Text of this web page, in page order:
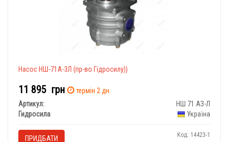
Насос НШ-71А-3Л (пр-во Гідросилу))
11 895 грн
термін 2 дн.
Артикул:
НШ 71 АЗ-Л
Гидросила
Україна
ПРИДБАТИ Код: 14423-1